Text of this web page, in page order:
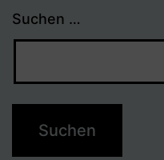
Suchen …